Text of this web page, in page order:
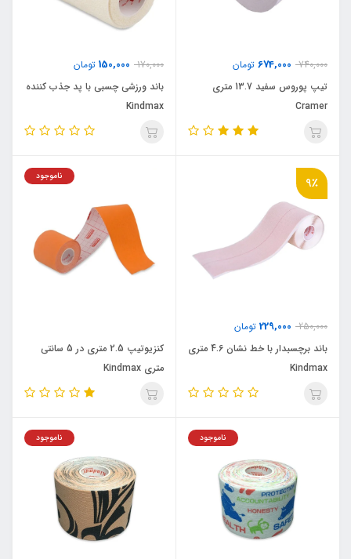
740,000
674,000 تومان
تيپ پوروس سفيد 13.7 متري
Cramer
170,000
150,000 تومان
باند ورزشي چسبي با پد جذب کننده
Kindmax
9٪
250,000
229,000 تومان
باند برچسبدار با خط نشان 4.6 متري
Kindmax
ناموجود
کنزيوتيپ 2.5 متری در 5 سانتي
متري Kindmax
ناموجود ناموجود